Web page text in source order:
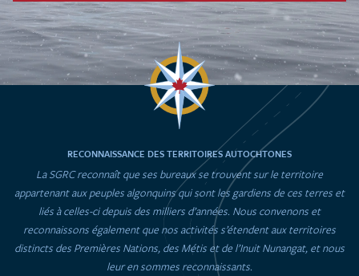
RECONNAISSANCE DES TERRITOIRES AUTOCHTONES
La SGRC reconnaît que ses bureaux se trouvent sur le territoire
appartenant aux peuples algonquins qui sont les gardiens de ces terres et
liés à celles-ci depuis des milliers d’années. Nous convenons et
reconnaissons également que nos activités s’étendent aux territoires
distincts des Premières Nations, des Métis et de l’Inuit Nunangat, et nous
leur en sommes reconnaissants.